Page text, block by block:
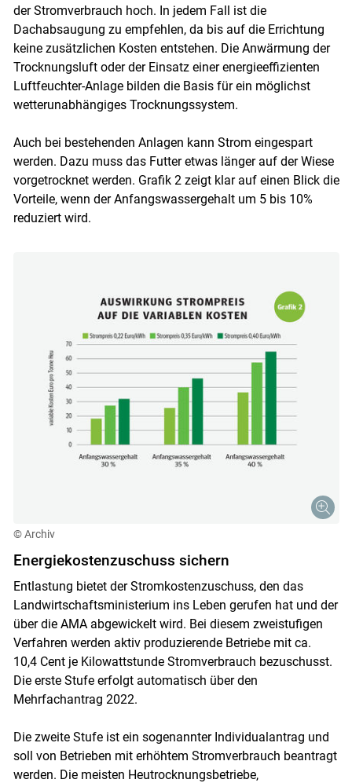
der Stromverbrauch hoch. In jedem Fall ist die
Dachabsaugung zu empfehlen, da bis auf die Errichtung
keine zusätzlichen Kosten entstehen. Die Anwärmung der
Trocknungsluft oder der Einsatz einer energieeffizienten
Luftfeuchter-Anlage bilden die Basis für ein möglichst
wetterunabhängiges Trocknungssystem.
Auch bei bestehenden Anlagen kann Strom eingespart
werden. Dazu muss das Futter etwas länger auf der Wiese
vorgetrocknet werden. Grafik 2 zeigt klar auf einen Blick die
Vorteile, wenn der Anfangswassergehalt um 5 bis 10%
reduziert wird.
© Archiv
Energiekostenzuschuss sichern
Entlastung bietet der Stromkostenzuschuss, den das
Landwirtschaftsministerium ins Leben gerufen hat und der
über die AMA abgewickelt wird. Bei diesem zweistufigen
Verfahren werden aktiv produzierende Betriebe mit ca.
10,4 Cent je Kilowattstunde Stromverbrauch bezuschusst.
Die erste Stufe erfolgt automatisch über den
Mehrfachantrag 2022.
Die zweite Stufe ist ein sogenannter Individualantrag und
soll von Betrieben mit erhöhtem Stromverbrauch beantragt
werden. Die meisten Heutrocknungsbetriebe,